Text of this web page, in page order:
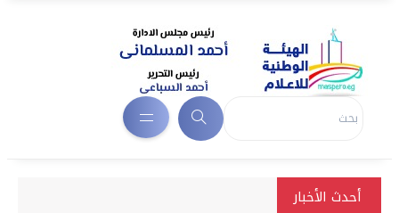
أحدث الأخبار